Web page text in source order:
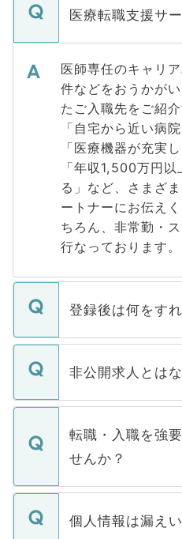
医療転職支援サ
医師専任のキャリ
件などをおうかが
たご入職先をご紹
「自宅から近い病
「医療機器が充実
「年収1,500万円
る」など、さまざ
ートナーにお伝え
ちろん、非常勤・
行なっております。
登録後は何をす
ご登録いただきま
登録内容を確認し
ます。通常、5営業
いただきますので
非公開求人とは
マイナビDOCTOR
うち約3割は、
けない「非公開求
下記の理由によっ
ません。
■応募殺到を避け
転職・入職を強
せんか？
転職・入職を強要
ん。また、仮に応
個人情報は漏え